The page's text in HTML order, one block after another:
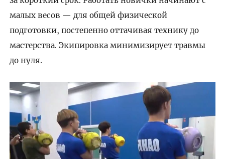
малых весов — для общей физической
подготовки, постепенно оттачивая технику до
мастерства. Экипировка минимизирует травмы
до нуля.